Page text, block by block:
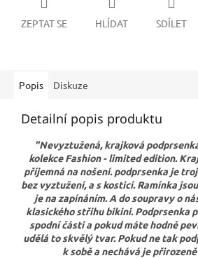
ZEPTAT SE HLÍDAT SDÍLET
Popis Diskuze
Detailní popis produktu
"Nevyztužená, krajková
kolekce Fashion - limited edition.
příjemná na nošení. podprsenka je
bez vyztužení, a s kosticí. Ramínka
je na zapínáním. A do soupravy o
klasického střihu bikini. Podprsenka
spodní části a pokud máte hodně
udělá to skvělý tvar. Pokud ne tak
k sobě a nechává je